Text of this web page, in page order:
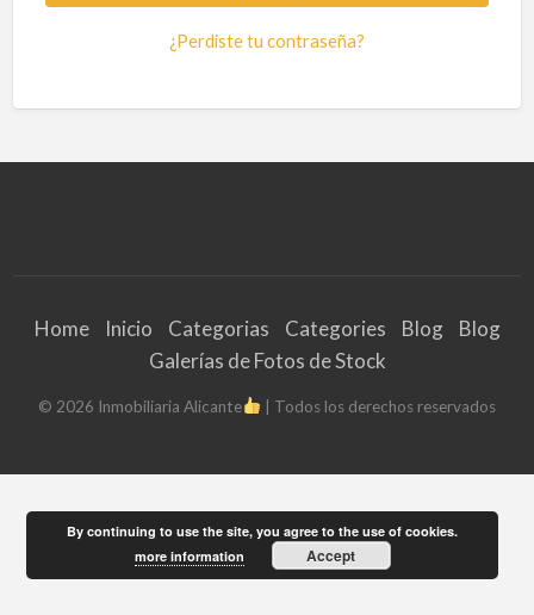
¿Perdiste tu contraseña?
Home Inicio Categorias Categories Blog
Blog
Galerías de Fotos de Stock
© 2026 Inmobiliaria Alicante | Todos los derechos reservados
By continuing to use the site, you agree to the use of cookies.
more information
Accept